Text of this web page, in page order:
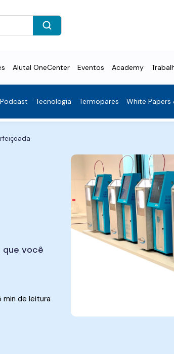
Alutal OneCenter Eventos Academy
Podcast Tecnologia Termopares White Papers
que você